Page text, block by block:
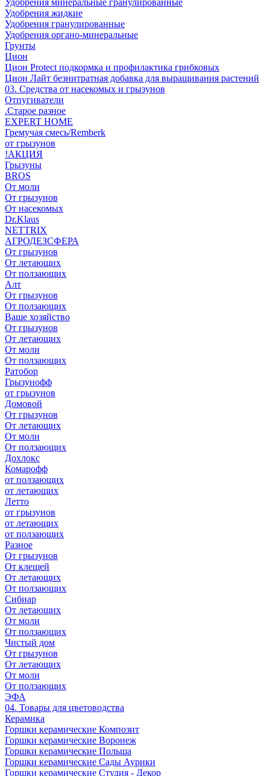
Удобрения минеральные гранулированные
Удобрения жидкие
Удобрения гранулированные
Удобрения органо-минеральные
Грунты
Цион
Цион Protect подкормка и профилактика грибковых
Цион Лайт безнитратная добавка для выращивания растений
03. Средства от насекомых и грызунов
Отпугиватели
.Старое разное
EXPERT HOME
Гремучая смесь/Remberk
от грызунов
!АКЦИЯ
Грызуны
BROS
От моли
От грызунов
От насекомых
Dr.Klaus
NETTRIX
АГРОДЕЗСФЕРА
От грызунов
От летающих
От ползающих
Алт
От грызунов
От ползающих
Ваше хозяйство
От грызунов
От летающих
От моли
От ползающих
Ратобор
Грызунофф
от грызунов
Домовой
От грызунов
От летающих
От моли
От ползающих
Дохлокс
Комарофф
от ползающих
от летающих
Летто
от грызунов
от летающих
от ползающих
Разное
От грызунов
От клещей
От летающих
От ползающих
Сибиар
От летающих
От моли
От ползающих
Чистый дом
От грызунов
От летающих
От моли
От ползающих
ЭФА
04. Товары для цветоводства
Керамика
Горшки керамические Композит
Горшки керамические Воронеж
Горшки керамические Польша
Горшки керамические Сады Аурики
Горшки керамические Студия - Декор